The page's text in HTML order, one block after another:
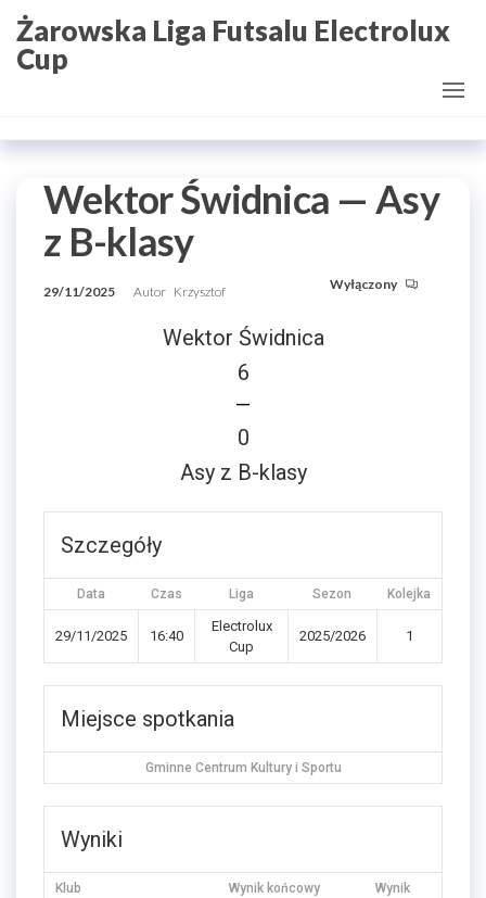
Przejdź
do
treści
Żarowska Liga Futsalu Electrolux
Cup
Wektor Świdnica — Asy
z B-klasy
29/11/2025 Autor Krzysztof Wyłączony
Wektor Świdnica
6
—
0
Asy z B-klasy
Szczegóły
Data Czas Liga Sezon Kolejka
29/11/2025 16:40
Electrolux
Cup
2025/2026 1
Miejsce spotkania
Gminne Centrum Kultury i Sportu
Wyniki
Klub Wynik końcowy Wynik